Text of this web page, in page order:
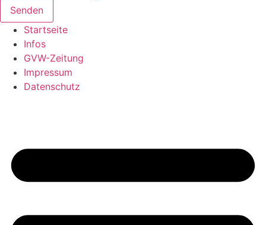
Senden
Startseite
Infos
GVW-Zeitung
Impressum
Datenschutz